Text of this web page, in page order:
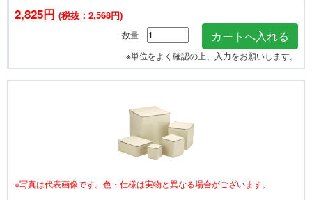
2,825円 (税抜：2,568円)
数量
※単位をよく確認の上、入力をお願いします。
※写真は代表画像です。色・仕様は実物と異なる場合がございます。